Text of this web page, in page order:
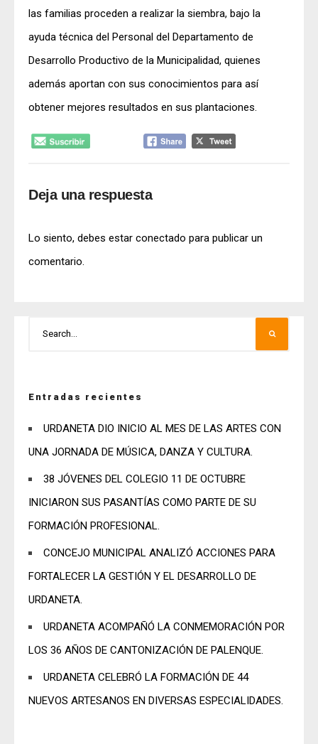
las familias proceden a realizar la siembra, bajo la
ayuda técnica del Personal del Departamento de
Desarrollo Productivo de la Municipalidad, quienes
además aportan con sus conocimientos para así
obtener mejores resultados en sus plantaciones.
Deja una respuesta
Lo siento, debes estar conectado para publicar un
comentario.
Entradas recientes
URDANETA DIO INICIO AL MES DE LAS ARTES CON
UNA JORNADA DE MÚSICA, DANZA Y CULTURA.
38 JÓVENES DEL COLEGIO 11 DE OCTUBRE
INICIARON SUS PASANTÍAS COMO PARTE DE SU
FORMACIÓN PROFESIONAL.
CONCEJO MUNICIPAL ANALIZÓ ACCIONES PARA
FORTALECER LA GESTIÓN Y EL DESARROLLO DE
URDANETA.
URDANETA ACOMPAÑÓ LA CONMEMORACIÓN POR
LOS 36 AÑOS DE CANTONIZACIÓN DE PALENQUE.
URDANETA CELEBRÓ LA FORMACIÓN DE 44
NUEVOS ARTESANOS EN DIVERSAS ESPECIALIDADES.